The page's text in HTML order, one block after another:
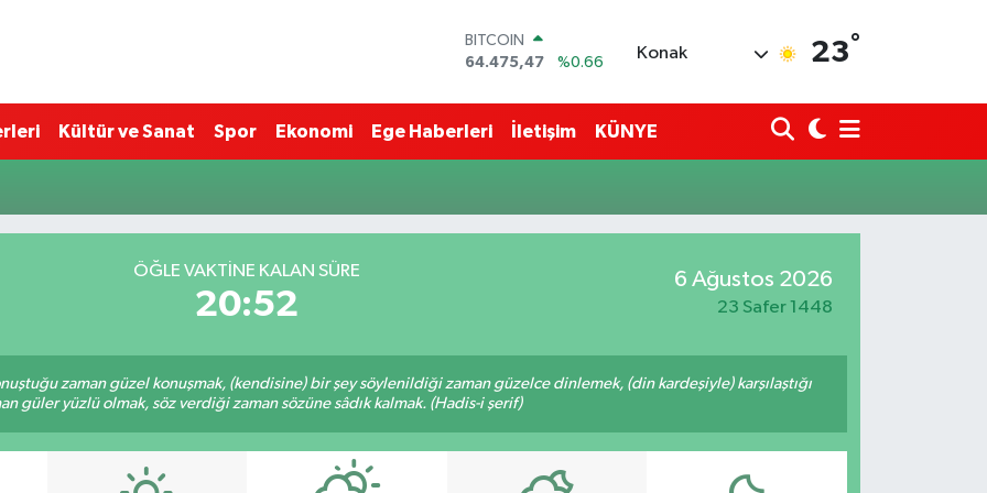
BITCOIN
64.475,47
%0.66
47,5971
%0.05
EURO
GRAM ALTIN
Konak 23°
Kültür ve Sanat Spor Ekonomi Ege Haberleri İletişim KÜNYE
ÖĞLE VAKTINE KALAN SÜRE
20:52
6 Ağustos 2026
23 Safer 1448
zaman güzel konuşmak, (kendisine) bir şey söylenildiği zaman güzelce dinlemek, (din kardeşiyle) karşılaştığı
güler yüzlü olmak, söz verdiği zaman sözüne sâdık kalmak. (Hadis-i şerif)